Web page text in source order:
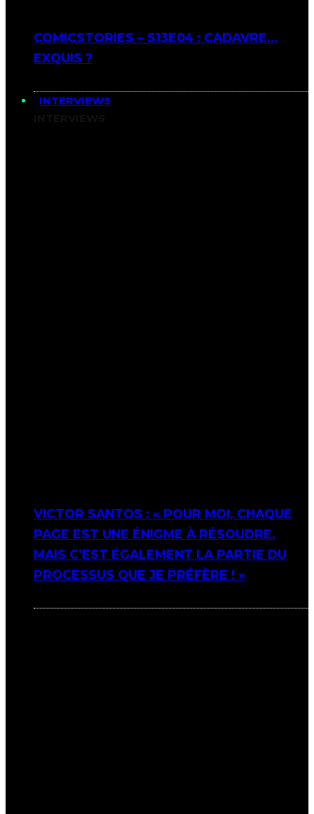
COMICSTORIES – S13E04 : CADAVRE…
EXQUIS ?
INTERVIEWS
VICTOR SANTOS : « POUR MOI, CHAQUE
PAGE EST UNE ÉNIGME À RÉSOUDRE,
MAIS C’EST ÉGALEMENT LA PARTIE DU
PROCESSUS QUE JE PRÉFÈRE ! »